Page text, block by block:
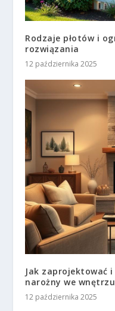
Rodzaje płotów i
rozwiązania
12 października 2025
Jak zaprojektować
narożny we wnętrzu
12 października 2025